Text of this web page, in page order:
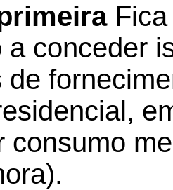
a conceder
de
consumo